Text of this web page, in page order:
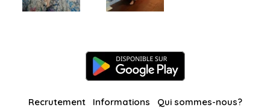
Recrutement Informations Qui sommes-nous?